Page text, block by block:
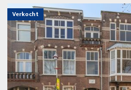
Verkocht